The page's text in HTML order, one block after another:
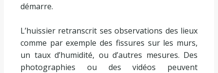
démarre.
L’huissier retranscrit ses observations des lieux
comme par exemple des fissures sur les murs,
un taux d’humidité, ou d’autres mesures. Des
photographies ou des vidéos peuvent